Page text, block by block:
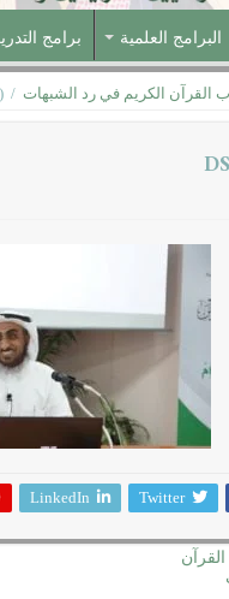
البرامج العلمية برامج
القرآن الكريم في رد الشبهات /
Twitter
LinkedIn